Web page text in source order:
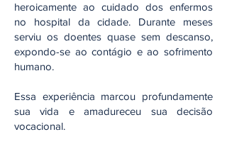
heroicamente ao cuidado dos enfermos
no hospital da cidade. Durante meses
serviu os doentes quase sem descanso,
expondo-se ao contágio e ao sofrimento
humano.
Essa experiência marcou profundamente
sua vida e amadureceu sua decisão
vocacional.